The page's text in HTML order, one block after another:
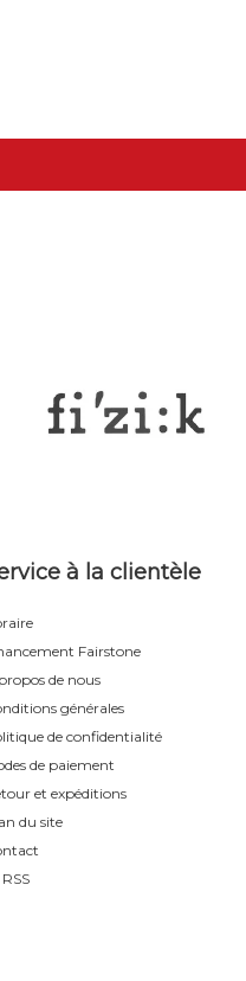
à la clientèle
Fairstone
de nous
générales
de confidentialité
de paiement
et expéditions
du site